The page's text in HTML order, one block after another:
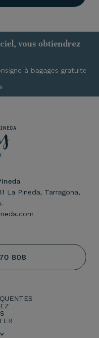
vous obtiendrez
à bagages gratuite
La Pineda, Tarragona,
808